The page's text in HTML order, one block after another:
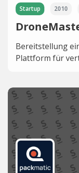
Startup 2010
Bereitstellung
Plattform für